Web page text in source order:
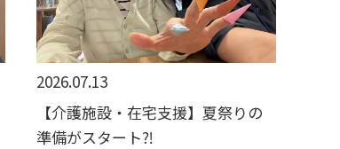
2026.07.13
【介護施設・在宅支援】夏祭りの
準備がスタート⁈